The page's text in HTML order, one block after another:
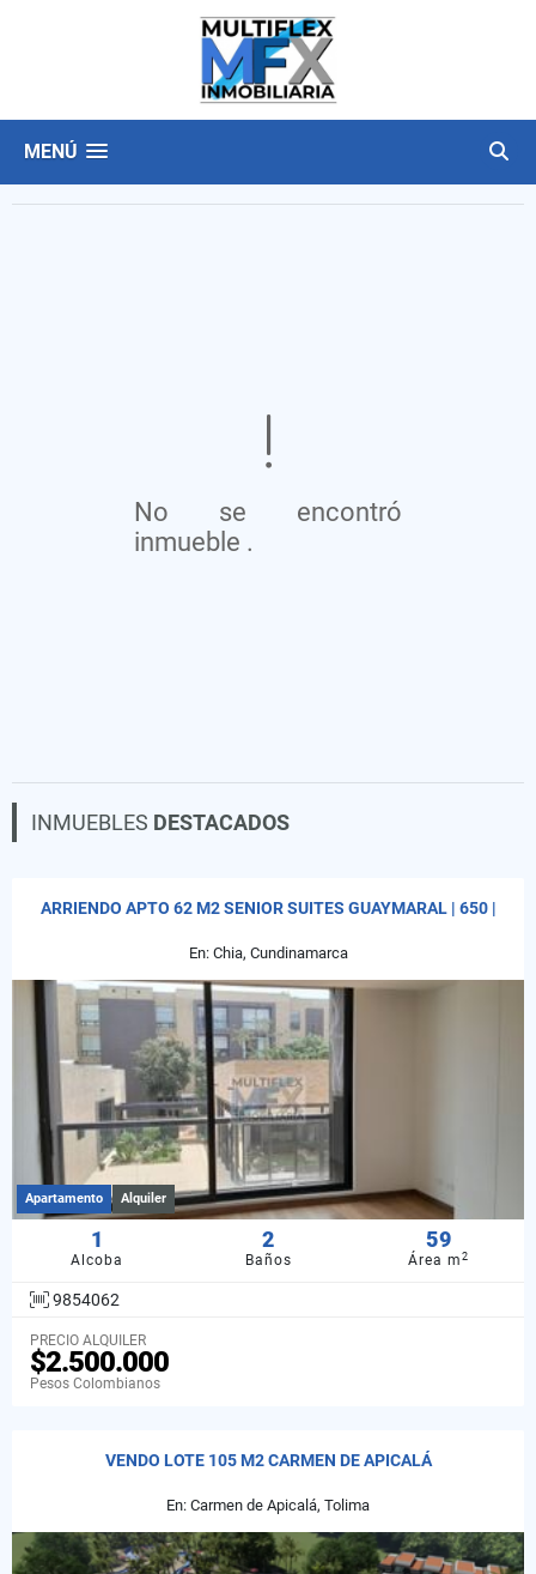
MENÚ
No se encontró
inmueble .
INMUEBLES DESTACADOS
ARRIENDO APTO 62 M2 SENIOR SUITES GUAYMARAL | 650 |
En: Chia, Cundinamarca
Apartamento Alquiler
1
Alcoba
2
Baños
59
Área m2
9854062
PRECIO ALQUILER
$2.500.000
Pesos Colombianos
VENDO LOTE 105 M2 CARMEN DE APICALÁ
En: Carmen de Apicalá, Tolima